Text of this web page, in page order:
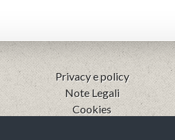
Privacy e policy
Note Legali
Cookies